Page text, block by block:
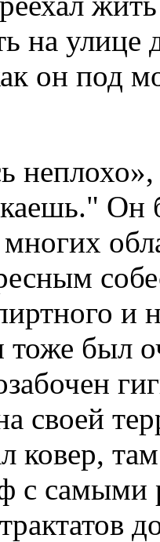
на
он под
Он
многих
тоже был
своей
ковер,
с самыми